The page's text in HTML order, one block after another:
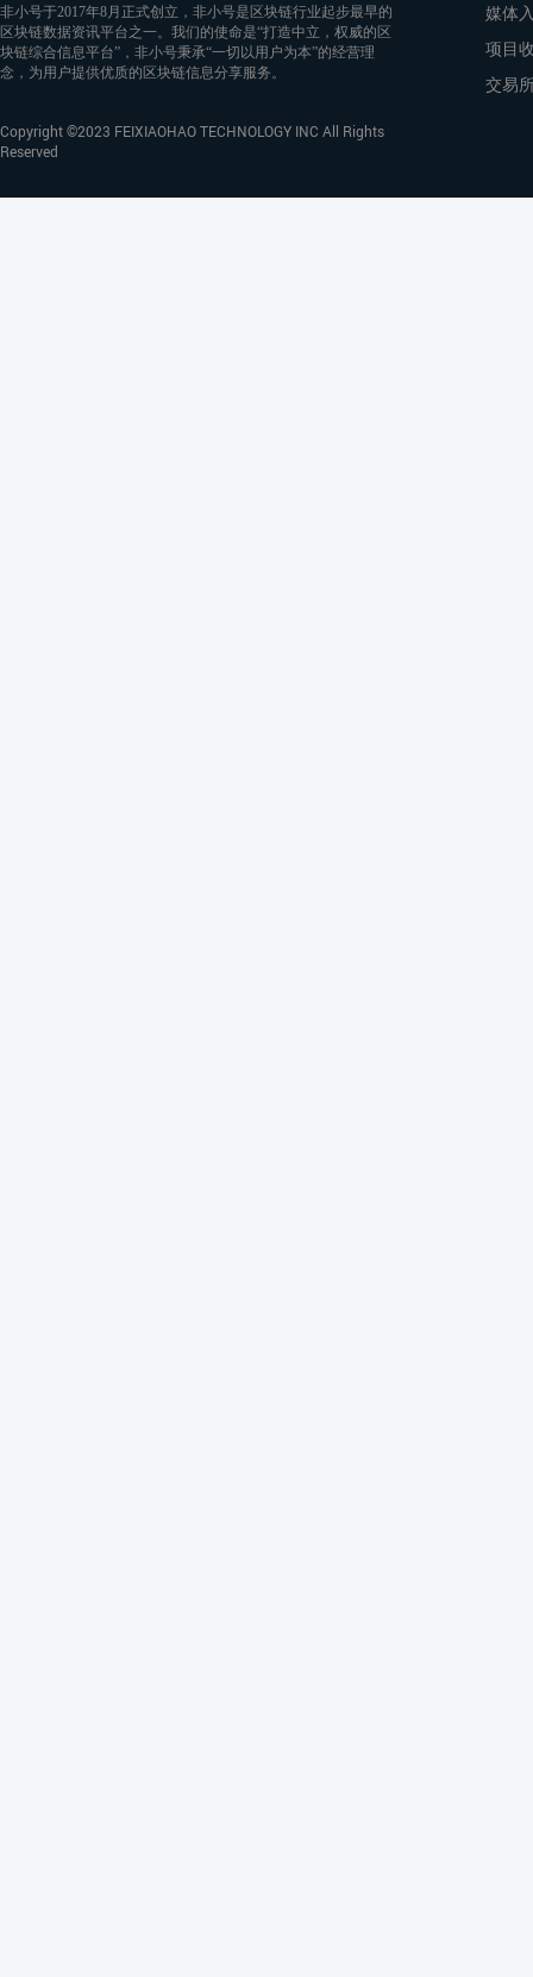
非小号于2017年8月正式创立，非小号是区块链行业起步最早的
区块链数据资讯平台之一。我们的使命是“打造中立，权威的区
块链综合信息平台”，非小号秉承“一切以用户为本”的经营理
念，为用户提供优质的区块链信息分享服务。
Copyright ©2023 FEIXIAOHAO TECHNOLOGY INC All Rights
Reserved
媒体
项目
交易